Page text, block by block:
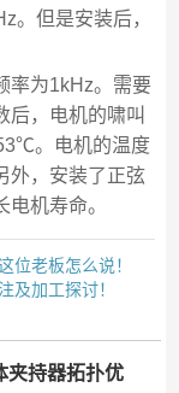
。但是安装后，
率为1kHz。需要
后，电机的啸叫
。电机的温度
外，安装了正弦
机寿命。
位老板怎么说！
及加工探讨！
夹持器拓扑优